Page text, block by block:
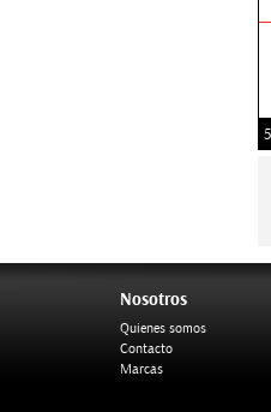
Nosotros
Quienes somos
Contacto
Marcas